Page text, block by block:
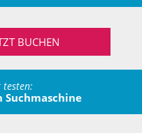
BUCHEN
testen:
Suchmaschine